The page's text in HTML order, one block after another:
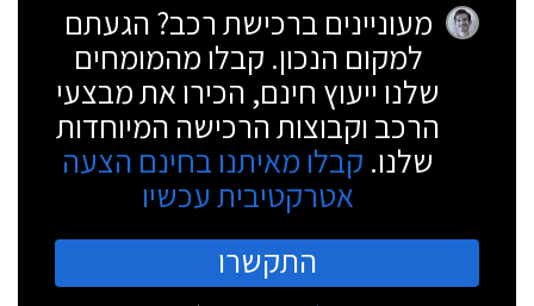
מעוניינים ברכישת רכב? הגעתם
למקום הנכון. קבלו מהמומחים
שלנו ייעוץ חינם, הכירו את מבצעי
הרכב וקבוצות הרכישה המיוחדות
שלנו. קבלו מאיתנו בחינם הצעה
אטרקטיבית עכשיו
התקשרו